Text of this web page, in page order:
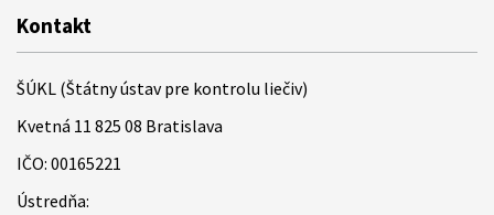
Kontakt
ŠÚKL (Štátny ústav pre kontrolu liečiv)
Kvetná 11 825 08 Bratislava
IČO: 00165221
Ústredňa: